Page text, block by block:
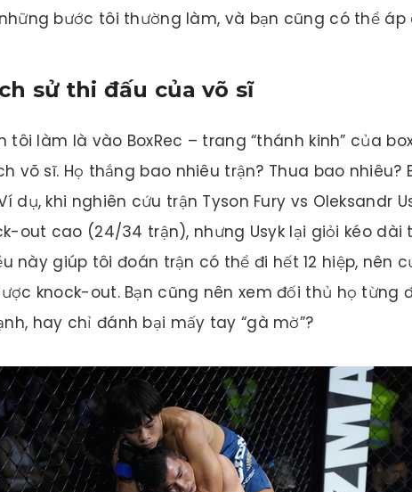
bước tôi thường làm, và bạn cũng có thể áp
sử thi đấu của võ sĩ
tôi làm là vào BoxRec – trang “thánh kinh” của
võ sĩ. Họ thắng bao nhiêu trận? Thua bao nhiêu?
dụ, khi nghiên cứu trận Tyson Fury vs Oleksandr
out cao (24/34 trận), nhưng Usyk lại giỏi kéo dài
này giúp tôi đoán trận có thể đi hết 12 hiệp, nên
knock-out. Bạn cũng nên xem đối thủ họ từng
hay chỉ đánh bại mấy tay “gà mờ”?